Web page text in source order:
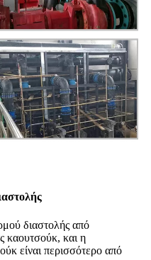
διαστολής από
καουτσούκ, και η
είναι περισσότερο από